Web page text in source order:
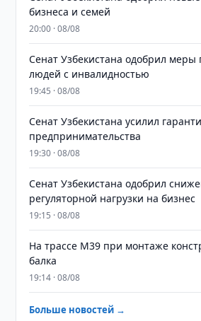
бизнеса и семей
20:00 · 08/08
Сенат Узбекистана одобрил меры
людей с инвалидностью
19:45 · 08/08
Сенат Узбекистана усилил
предпринимательства
19:30 · 08/08
Сенат Узбекистана одобрил
регуляторной нагрузки на бизнес
19:15 · 08/08
На трассе M39 при монтаже
балка
19:14 · 08/08
Больше новостей →